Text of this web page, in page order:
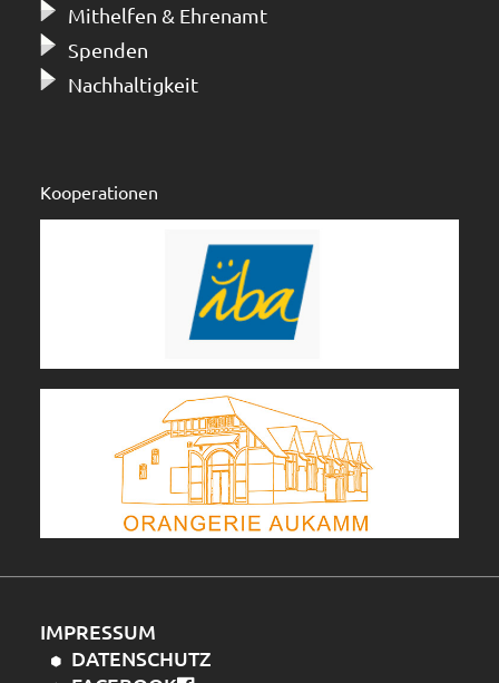
Mithelfen & Ehrenamt
Spenden
Nachhaltigkeit
Kooperationen
IMPRESSUM
DATENSCHUTZ